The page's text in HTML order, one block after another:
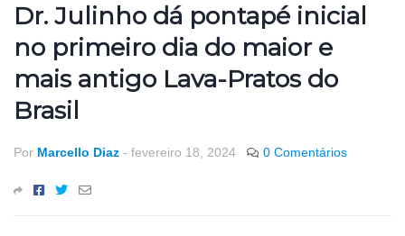
Dr. Julinho dá pontapé inicial
no primeiro dia do maior e
mais antigo Lava-Pratos do
Brasil
Por Marcello Diaz - fevereiro 18, 2024 0 Comentários